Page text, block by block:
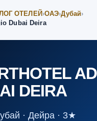
ОТЕЛЕЙ ›ОАЭ›Дубай›
Dubai Deira
DEIRA
· Дейра · 3★